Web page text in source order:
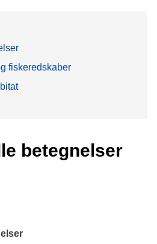
fiskeredskaber
betegnelser